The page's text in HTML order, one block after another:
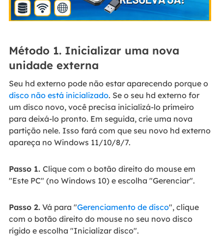
Método 1. Inicializar uma nova
unidade externa
Seu hd externo pode não estar aparecendo porque o
disco não está inicializado. Se o seu hd externo for
um disco novo, você precisa inicializá-lo primeiro
para deixá-lo pronto. Em seguida, crie uma nova
partição nele. Isso fará com que seu novo hd externo
apareça no Windows 11/10/8/7.
Passo 1. Clique com o botão direito do mouse em
"Este PC" (no Windows 10) e escolha "Gerenciar".
Passo 2.Vá para "Gerenciamento de disco", clique
com o botão direito do mouse no seu novo disco
rígido e escolha "Inicializar disco".